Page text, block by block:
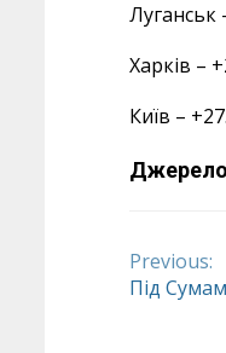
Луганськ
Харків –
Київ –
Previous:
Під